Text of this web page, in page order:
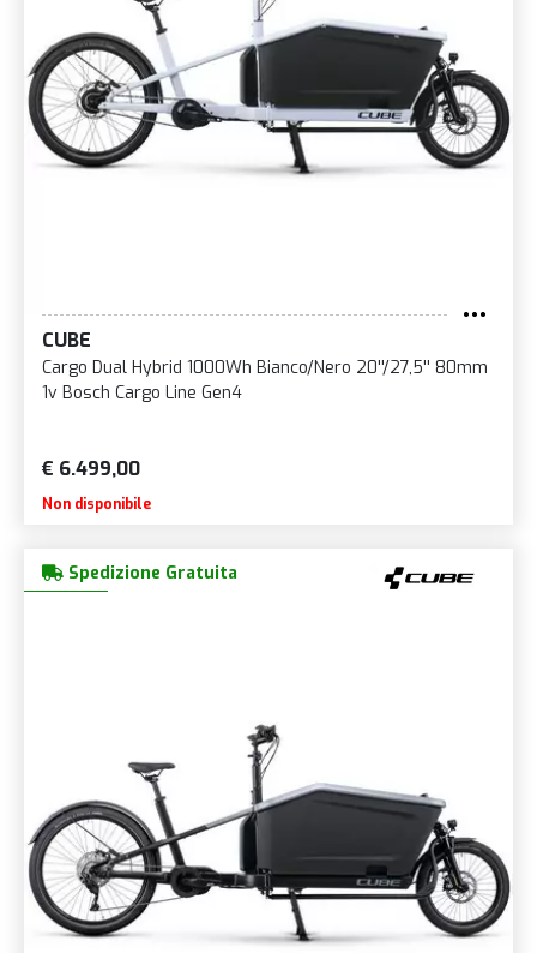
CUBE
Cargo Dual Hybrid 1000Wh Bianco/Nero 20''/27,5'' 80mm
1v Bosch Cargo Line Gen4
€ 6.499,00
Non disponibile
Spedizione Gratuita